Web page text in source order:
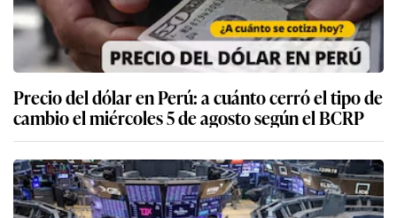
Precio del dólar en Perú: a cuánto cerró el tipo de
cambio el miércoles 5 de agosto según el BCRP